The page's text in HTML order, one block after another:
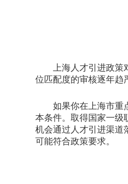
上海人才引进政策对
位匹配度的审核逐年趋
如果你在上海市重点
本条件。取得国家一级
机会通过人才引进渠道
可能符合政策要求。